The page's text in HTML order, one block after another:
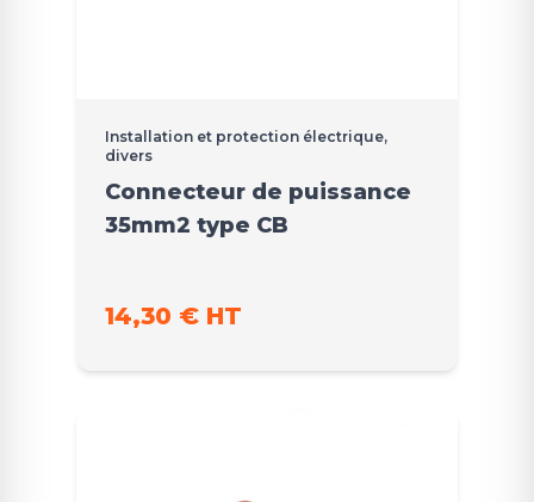
Installation et protection électrique,
divers
Connecteur de puissance
35mm2 type CB
14,30 € HT